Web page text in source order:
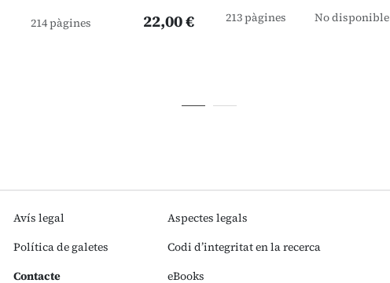
214 pàgines 22,00 € 213 pàgines No disponible
Avís legal
Política de galetes
Contacte
Aspectes legals
Codi d’integritat en la recerca
eBooks